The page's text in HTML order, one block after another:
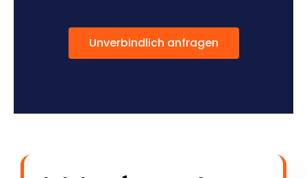
Unverbindlich anfragen